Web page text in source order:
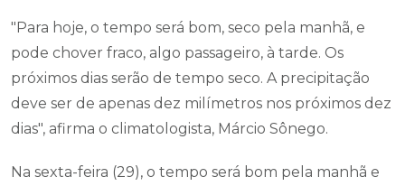
"Para hoje, o tempo será bom, seco pela manhã, e
pode chover fraco, algo passageiro, à tarde. Os
próximos dias serão de tempo seco. A precipitação
deve ser de apenas dez milímetros nos próximos dez
dias", afirma o climatologista, Márcio Sônego.
Na sexta-feira (29), o tempo será bom pela manhã e